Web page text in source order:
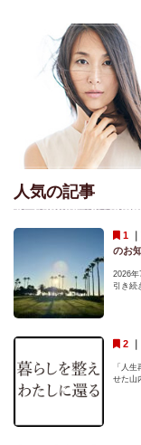
人気の記事
｜
のお
2026年
引き続
｜
「人
せた山